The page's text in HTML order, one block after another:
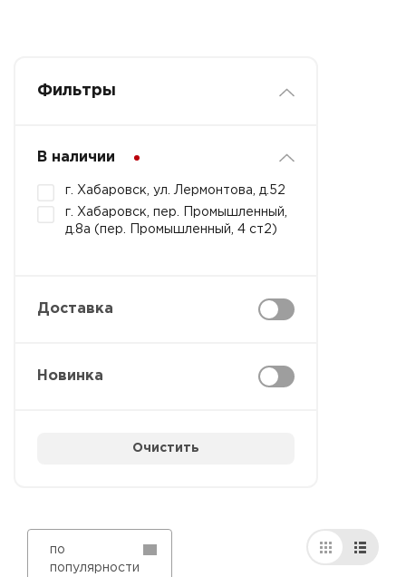
Фильтры
В наличии
г. Хабаровск, ул. Лермонтова, д.52
г. Хабаровск, пер. Промышленный,
д.8а (пер. Промышленный, 4 ст2)
Доставка
Новинка
Очистить
по
популярности